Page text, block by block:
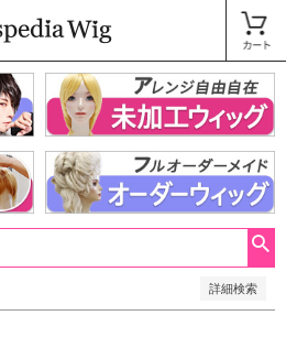
詳細検索
〜